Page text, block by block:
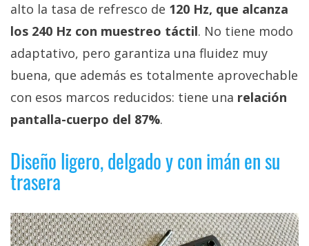
alto la tasa de refresco de 120 Hz, que alcanza
los 240 Hz con muestreo táctil. No tiene modo
adaptativo, pero garantiza una fluidez muy
buena, que además es totalmente aprovechable
con esos marcos reducidos: tiene una relación
pantalla-cuerpo del 87%.
Diseño ligero, delgado y con imán en su
trasera